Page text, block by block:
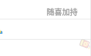
随喜加持